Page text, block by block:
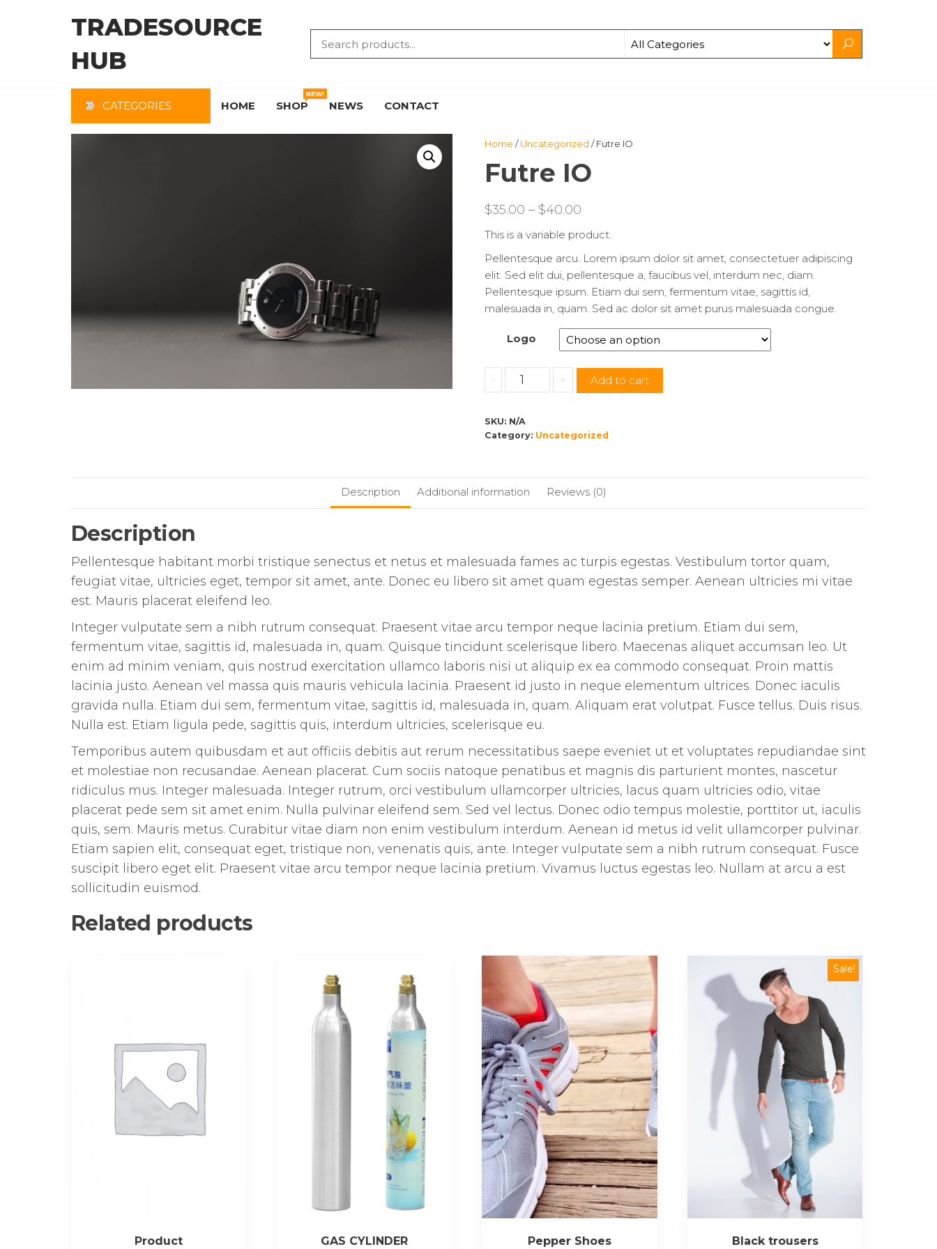
TRADESOURCE
HUB
CATEGORIES HOME SHOP
NEW!
NEWS CONTACT
Home /Uncategorized / Futre IO
Futre IO
$35.00 – $40.00
This is a variable product.
Pellentesque arcu. Lorem ipsum dolor sit amet, consectetuer adipiscing
elit. Sed elit dui, pellentesque a, faucibus vel, interdum nec, diam.
Pellentesque ipsum. Etiam dui sem, fermentum vitae, sagittis id,
malesuada in, quam. Sed ac dolor sit amet purus malesuada congue.
Logo
-
Futre
IO
+ Add to cart
SKU: N/A
Category: Uncategorized
Description Additional information Reviews (0)
Description
Pellentesque habitant morbi tristique senectus et netus et malesuada fames ac turpis egestas. Vestibulum tortor quam,
feugiat vitae, ultricies eget, tempor sit amet, ante. Donec eu libero sit amet quam egestas semper. Aenean ultricies mi vitae
est. Mauris placerat eleifend leo.
Integer vulputate sem a nibh rutrum consequat. Praesent vitae arcu tempor neque lacinia pretium. Etiam dui sem,
fermentum vitae, sagittis id, malesuada in, quam. Quisque tincidunt scelerisque libero. Maecenas aliquet accumsan leo. Ut
enim ad minim veniam, quis nostrud exercitation ullamco laboris nisi ut aliquip ex ea commodo consequat. Proin mattis
lacinia justo. Aenean vel massa quis mauris vehicula lacinia. Praesent id justo in neque elementum ultrices. Donec iaculis
gravida nulla. Etiam dui sem, fermentum vitae, sagittis id, malesuada in, quam. Aliquam erat volutpat. Fusce tellus. Duis risus.
Nulla est. Etiam ligula pede, sagittis quis, interdum ultricies, scelerisque eu.
Temporibus autem quibusdam et aut officiis debitis aut rerum necessitatibus saepe eveniet ut et voluptates repudiandae sint
et molestiae non recusandae. Aenean placerat. Cum sociis natoque penatibus et magnis dis parturient montes, nascetur
ridiculus mus. Integer malesuada. Integer rutrum, orci vestibulum ullamcorper ultricies, lacus quam ultricies odio, vitae
placerat pede sem sit amet enim. Nulla pulvinar eleifend sem. Sed vel lectus. Donec odio tempus molestie, porttitor ut, iaculis
quis, sem. Mauris metus. Curabitur vitae diam non enim vestibulum interdum. Aenean id metus id velit ullamcorper pulvinar.
Etiam sapien elit, consequat eget, tristique non, venenatis quis, ante. Integer vulputate sem a nibh rutrum consequat. Fusce
suscipit libero eget elit. Praesent vitae arcu tempor neque lacinia pretium. Vivamus luctus egestas leo. Nullam at arcu a est
sollicitudin euismod.
Related products
Product GAS CYLINDER Pepper Shoes
Sale!
Black trousers